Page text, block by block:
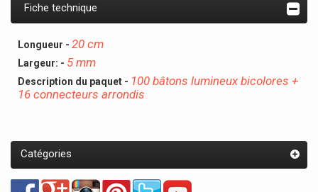
Fiche technique
Longueur - 20 cm
Largeur: - 5 mm
Description du paquet - 100 bâtons lumineux bicolores +
16 connecteurs arrondis
Catégories